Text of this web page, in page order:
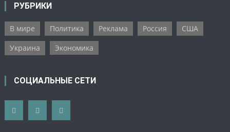
РУБРИКИ
В мире Политика Реклама Россия
США
Украина
Экономика
СОЦИАЛЬНЫЕ СЕТИ